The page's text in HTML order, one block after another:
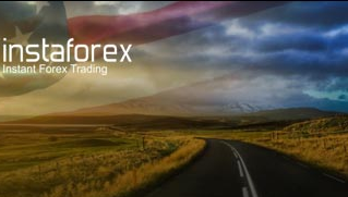
Hisob-varag'ini tez ochish
Endi ish
uchun
Investorlar uchun Hamkorlar